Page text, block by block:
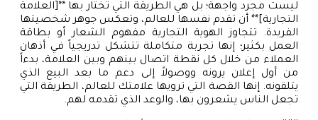
ليست مجرد واجهة؛ بل هي الطريقة التي تختار بها **[العلامة
التجارية]** أن تقدم نفسها للعالم، وتعكس جوهر شخصيتها
الفريدة. تتجاوز الهوية التجارية مفهوم الشعار أو بطاقة
العمل بكثير؛ إنها تجربة متكاملة تتشكل تدريجياً في أذهان
العملاء من خلال كل نقطة اتصال بينهم وبين العلامة، بدءاً
من أول إعلان يرونه ووصولاً إلى دعم ما بعد البيع الذي
يتلقونه. إنها القصة التي ترويها علامتك للعالم، الطريقة التي
تجعل الناس يشعرون بها، والوعد الذي تقدمه لهم.